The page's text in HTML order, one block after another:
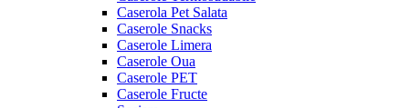
Caserola Pet Salata
Caserole Snacks
Caserole Limera
Caserole Oua
Caserole PET
Caserole Fructe